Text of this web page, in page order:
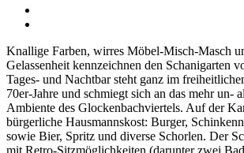
Knallige Farben, wirres Möbel-Misch-Masch
Gelassenheit kennzeichnen den Schanigarten
Tages- und Nachtbar steht ganz im
70er-Jahre und schmiegt sich an das mehr un-
Ambiente des Glockenbachviertels. Auf der
bürgerliche Hausmannskost: Burger,
sowie Bier, Spritz und diverse Schorlen. Der